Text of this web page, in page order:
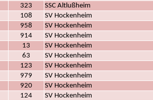
323
SSC Altlußheim
108
SV Hockenheim
958
SV Hockenheim
914
SV Hockenheim
13
SV Hockenheim
63
SV Hockenheim
123
SV Hockenheim
979
SV Hockenheim
920
SV Hockenheim
124
SV Hockenheim